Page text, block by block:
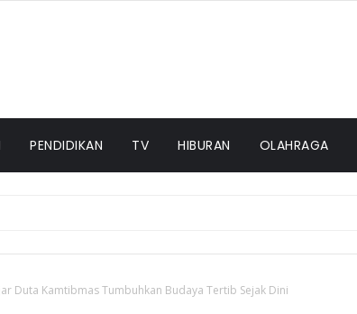
PENDIDIKAN TV HIBURAN OLAHRAGA
Duta Kamtibmas Tumbuhkan Budaya Tertib Sejak Dini